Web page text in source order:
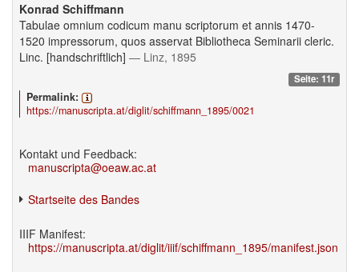
Konrad Schiffmann
Tabulae omnium codicum manu scriptorum et annis 1470-
1520 impressorum, quos asservat Bibliotheca Seminarii cleric.
Linc. [handschriftlich] — Linz, 1895
Seite: 11r
Permalink:
https://manuscripta.at/diglit/schiffmann_1895/0021
Kontakt und Feedback:
manuscripta@oeaw.ac.at
Startseite des Bandes
IIIF Manifest:
https://manuscripta.at/diglit/iiif/schiffmann_1895/manifest.json